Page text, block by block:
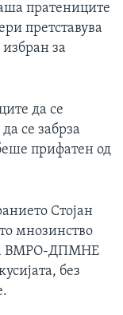
пратениците
претставува
за
да се
се забрза
прифатен од
Стојан
мнозинство
ВМРО-ДПМНЕ
без